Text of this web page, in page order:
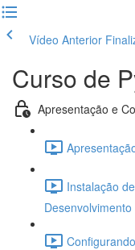
Vídeo Anterior
Curso de
Apresentação e
Instalação